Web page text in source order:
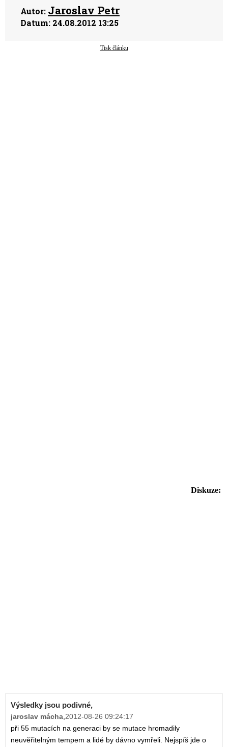
Autor: Jaroslav Petr
Datum: 24.08.2012 13:25
Tisk článku
Diskuze:
Výsledky jsou podivné,
jaroslav mácha 2012-08-26 09:24:17
při 55 mutacích na generaci by se mutace hromadily
neuvěřitelným tempem a lidé by dávno vymřeli. Nejspíš jde o